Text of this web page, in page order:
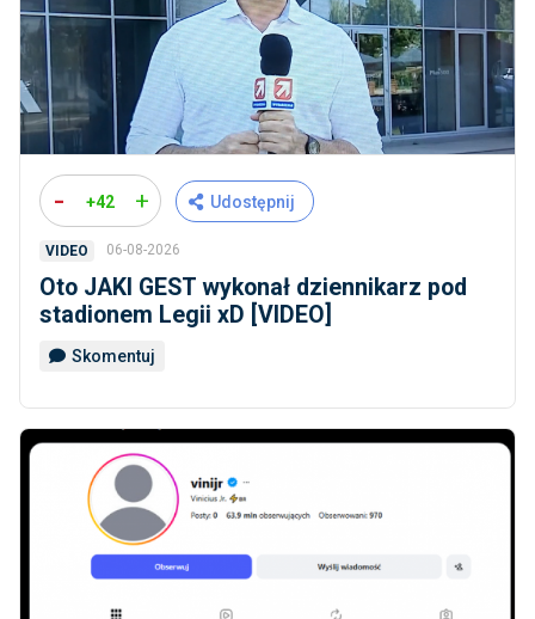
- +42 + Udostępnij
VIDEO 06-08-2026
Oto JAKI GEST wykonał dziennikarz pod
stadionem Legii xD [VIDEO]
Skomentuj